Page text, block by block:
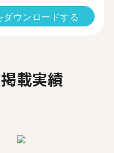
ダウンロードする
載実績